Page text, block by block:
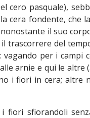
cero pasquale),
cera fondente, che
il suo
del
per i campi
arnie e qui le altre
i fiori in cera; altre
fiori sfiorandoli